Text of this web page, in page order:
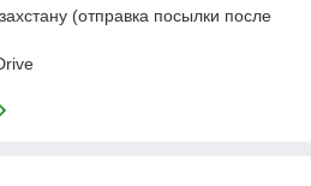
(отправка посылки после